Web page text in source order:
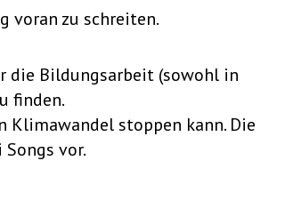
voran zu schreiten.
die Bildungsarbeit (sowohl in
finden.
Klimawandel stoppen kann. Die
vor.